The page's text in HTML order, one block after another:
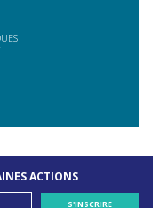
ACTIONS